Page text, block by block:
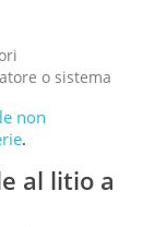
o sistema
non
.
al litio a